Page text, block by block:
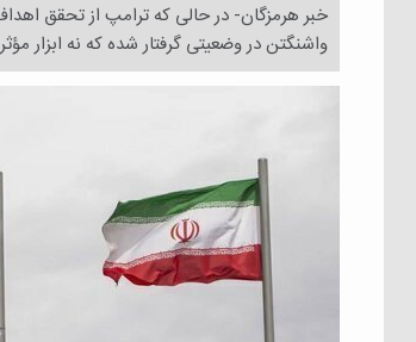
خبر هرمزگان- در حالی که ترامپ از تحقق
واشنگتن در وضعیتی گرفتار شده که نه ابزار